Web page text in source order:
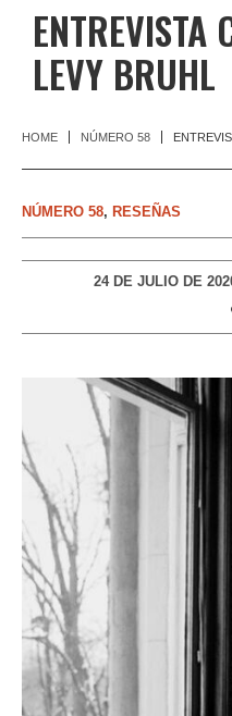
ENTREVISTA
LEVY BRUHL
HOME NÚMERO 58
NÚMERO 58, RESEÑAS
24 DE JULIO DE